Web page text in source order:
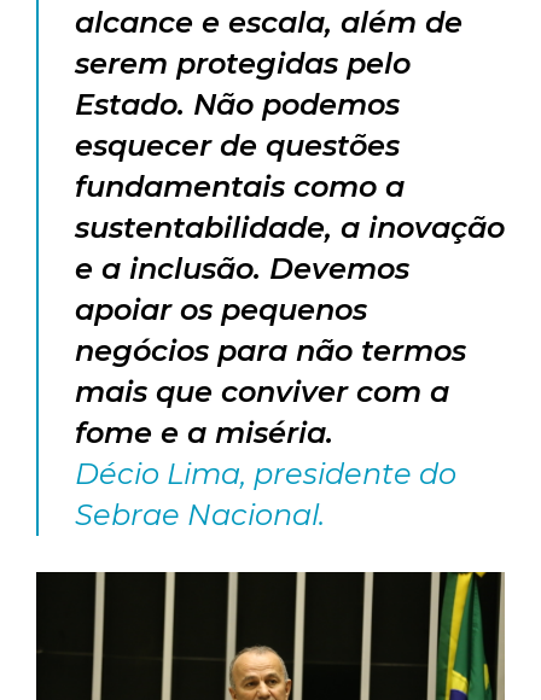
alcance e escala, além de
serem protegidas pelo
Estado. Não podemos
esquecer de questões
fundamentais como a
sustentabilidade, a inovação
e a inclusão. Devemos
apoiar os pequenos
negócios para não termos
mais que conviver com a
fome e a miséria.
Décio Lima, presidente do
Sebrae Nacional.